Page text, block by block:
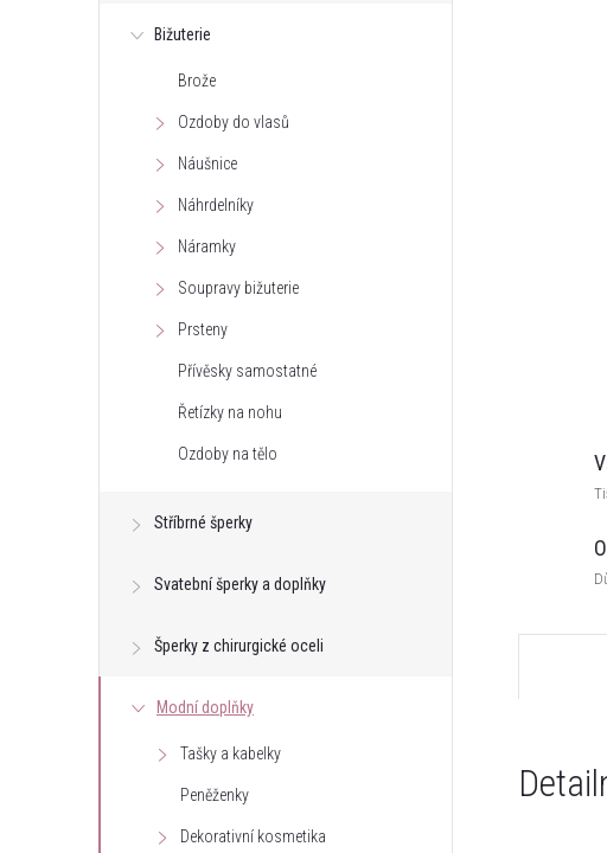
Bižuterie
Brože
Ozdoby do vlasů
Náušnice
Náhrdelníky
Náramky
Soupravy bižuterie
Prsteny
Přívěsky samostatné
Řetízky na nohu
Ozdoby na tělo
Stříbrné šperky
Svatební šperky a doplňky
Šperky z chirurgické oceli
Modní doplňky
Tašky a kabelky
Peněženky
Dekorativní kosmetika